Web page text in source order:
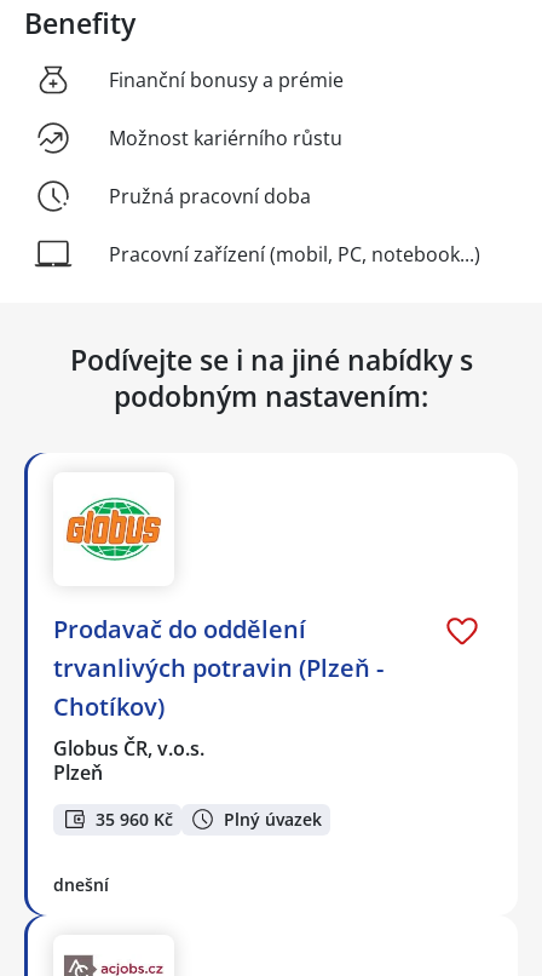
Benefity
Finanční bonusy a prémie
Možnost kariérního růstu
Pružná pracovní doba
Pracovní zařízení (mobil, PC, notebook...)
Podívejte se i na jiné nabídky s
podobným nastavením:
Prodavač do oddělení
trvanlivých potravin (Plzeň -
Chotíkov)
Globus ČR, v.o.s.
Plzeň
35 960 Kč Plný úvazek
dnešní